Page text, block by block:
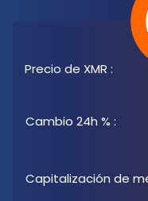
Precio de XMR :
Cambio 24h % :
Capitalización de